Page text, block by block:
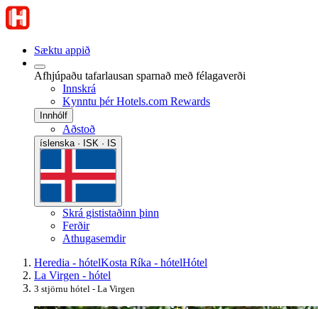
Sæktu appið
Afhjúpaðu tafarlausan sparnað með félagaverði
Innskrá
Kynntu þér Hotels.com Rewards
Innhólf
Aðstoð
íslenska · ISK · IS
Skrá gististaðinn þinn
Ferðir
Athugasemdir
Heredia - hótelKosta Ríka - hótelHótel
La Virgen - hótel
3 stjörnu hótel - La Virgen